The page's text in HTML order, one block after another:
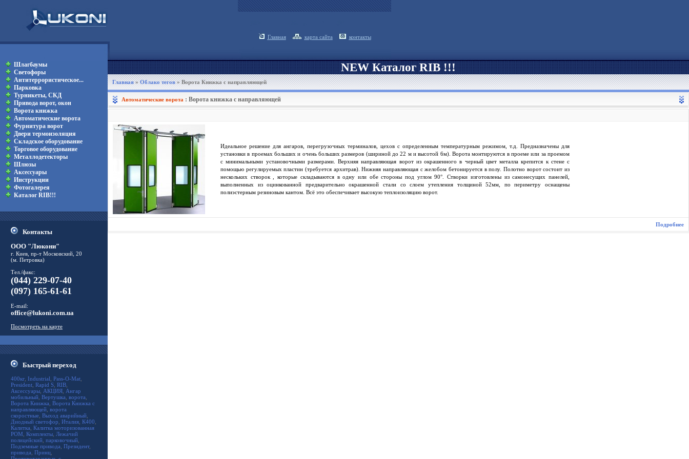
Главная карта сайта контакты
Шлагбаумы
Светофоры
Антитеррористическое...
Парковка
Турникеты, СКД
Привода ворот, окон
Ворота книжка
Автоматические ворота
Фурнитура ворот
Двери термоизоляция
Складское оборудование
Торговое оборудование
Металлодетекторы
Шлюзы
Аксессуары
Инструкции
Фотогалерея
Каталог RIB!!!
Контакты
ООО "Люкони"
г. Киев, пр-т Московский, 20
(м. Петровка)
Тел./факс:
(044) 229-07-40
(097) 165-61-61
E-mail:
office@lukoni.com.ua
Посмотреть на карте
Быстрый переход
400кг, Industrial Pass-O-Mat
President Rapid S RIB
Аксессуары АКЦИЯ Ангар
мобильный Вертушка ворота
Ворота Книжка Ворота Книжка с
направляющей ворота
скоростные Выход аварийный
Диодный светофор Италия К400
Калитка Калитка моторизованная
POM Комплекты Лежачий
полицейский парковочный
Подземные привода Президент,
привода Принц
NEW Каталог RIB !!!
Главная»Облако тегов» Ворота Книжка с направляющей
Автоматические ворота : Ворота книжка с направляющей
Идеальное решение для ангаров, перегрузочных терминалов, цехов с определенным температурным режимом, т.д. Предназначены для
установки в проемах больших и очень больших размеров (шириной до 22 м и высотой 6м). Ворота монтируются в проеме или за проемом
с минимальными установочными размерами. Верхняя направляющая ворот из окрашенного в черный цвет металла крепится к стене с
помощью регулируемых пластин (требуется архитрав). Нижняя направляющая с желобом бетонируется в полу. Полотно ворот состоит из
нескольких створок , которые складываются в одну или обе стороны под углом 90°. Створки изготовлены из самонесущих панелей,
выполненных из оцинкованной предварительно окрашенной стали со слоем утепления толщиной 52мм, по периметру оснащены
полиэстерным резиновым кантом. Всё это обеспечивает высокую теплоизоляцию ворот.
Подробнее